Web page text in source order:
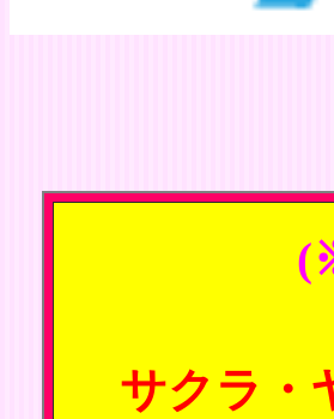
サクラ・